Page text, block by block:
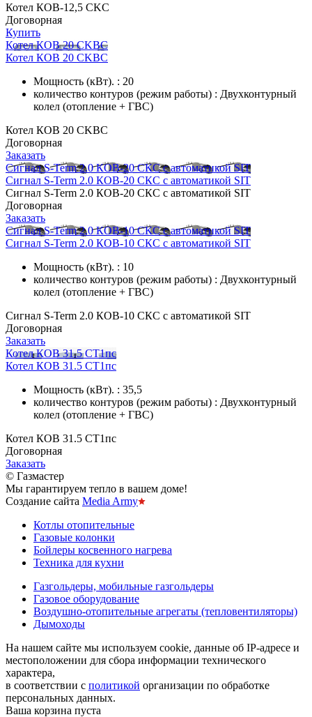
Котел КОВ-12,5 СKС
Договорная
Купить
Котел КОВ 20 СKBC
Котел КОВ 20 СKBC
Мощность (кВт). : 20
количество контуров (режим работы) : Двухконтурный
колел (отопление + ГВС)
Котел КОВ 20 СKBC
Договорная
Заказать
Сигнал S-Term 2.0 КОВ-20 СКС с автоматикой SIT
Сигнал S-Term 2.0 КОВ-20 СКС с автоматикой SIT
Сигнал S-Term 2.0 КОВ-20 СКС с автоматикой SIT
Договорная
Заказать
Сигнал S-Term 2.0 КОВ-10 СКС с автоматикой SIT
Сигнал S-Term 2.0 КОВ-10 СКС с автоматикой SIT
Мощность (кВт). : 10
количество контуров (режим работы) : Двухконтурный
колел (отопление + ГВС)
Сигнал S-Term 2.0 КОВ-10 СКС с автоматикой SIT
Договорная
Заказать
Котел КОВ 31.5 СТ1пс
Котел КОВ 31.5 СТ1пс
Мощность (кВт). : 35,5
количество контуров (режим работы) : Двухконтурный
колел (отопление + ГВС)
Котел КОВ 31.5 СТ1пс
Договорная
Заказать
© Газмастер
Мы гарантируем тепло в вашем доме!
Создание сайта Media Army
Котлы отопительные
Газовые колонки
Бойлеры косвенного нагрева
Техника для кухни
Газгольдеры, мобильные газгольдеры
Газовое оборудование
Воздушно-отопительные агрегаты (тепловентиляторы)
Дымоходы
На нашем сайте мы используем cookie, данные об IP-адресе и
местоположении для сбора информации технического
характера,
в соответствии с политикой организации по обработке
персональных данных.
Ваша корзина пуста